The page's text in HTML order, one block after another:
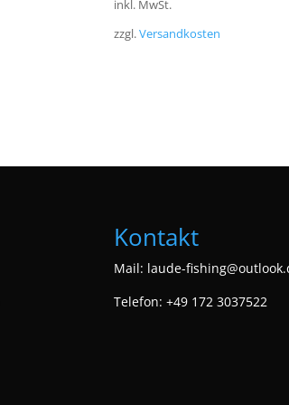
inkl. MwSt.
zzgl.Versandkosten
Kontakt
Mail: laude-
Telefon: +49 172 3037522